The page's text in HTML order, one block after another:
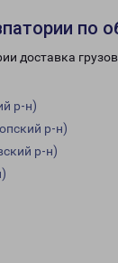
по
доставка
р-н)
р-н)
р-н)